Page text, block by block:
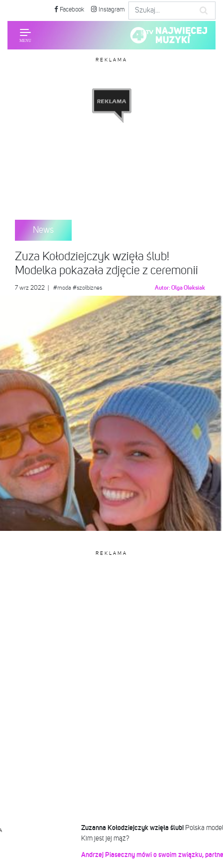
Facebook Instagram
REKLAMA
News
Zuza Kołodziejczyk wzięła ślub!
Modelka pokazała zdjęcie z ceremonii
7 wrz 2022 #moda #szołbiznes Autor:Olga Oleksiak
REKLAMA
Zuzanna Kołodziejczyk wzięła ślub! Polska
Kim jest jej mąż?
Andrzej Piaseczny mówi o swoim związku,